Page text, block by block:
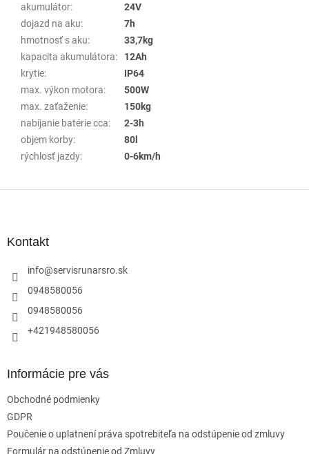
akumulátor:
24V
dojazd na aku:
7h
hmotnosť s aku:
33,7kg
kapacita akumulátora:
12Ah
krytie:
IP64
max. výkon motora:
500W
max. zaťaženie:
150kg
nabíjanie batérie cca:
2-3h
objem korby:
80l
rýchlosť jazdy: 0-6km/h
Kontakt
info@servisrunarsro.sk
0948580056
0948580056
+421948580056
Informácie pre vás
Obchodné podmienky
GDPR
Poučenie o uplatnení práva spotrebiteľa na odstúpenie od zmluvy
Formulár na odstúpenie od Zmluvy